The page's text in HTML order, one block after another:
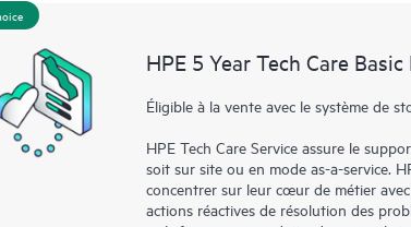
HPE 5 Year Tech Care
Éligible à la vente avec le système de
HPE Tech Care Service assure le
soit sur site ou en mode as-a-service.
concentrer sur leur cœur de métier
actions réactives de résolution des